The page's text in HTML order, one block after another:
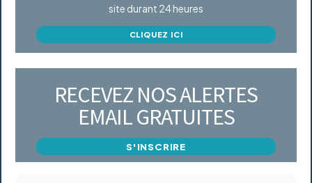
site durant 24 heures
CLIQUEZ ICI
RECEVEZ NOS ALERTES
EMAIL GRATUITES
S'INSCRIRE